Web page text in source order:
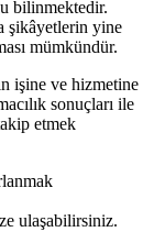
bilinmektedir.
şikâyetlerin yine
mümkündür.
işine ve hizmetine
sonuçları ile
etmek
ulaşabilirsiniz.